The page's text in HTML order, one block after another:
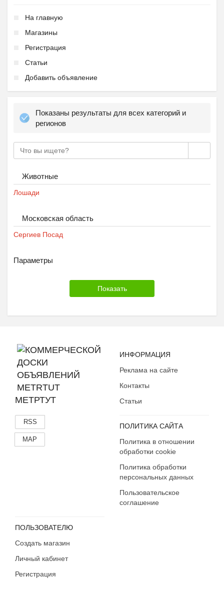
На главную
Магазины
Регистрация
Статьи
Добавить объявление
Показаны результаты для всех категорий и
регионов
Животные
Лошади
Московская область
Сергиев Посад
Параметры
МЕТРТУТ
RSS
MAP
ИНФОРМАЦИЯ
Реклама на сайте
Контакты
Статьи
ПОЛИТИКА САЙТА
Политика в отношении
обработки cookie
Политика обработки
персональных данных
Пользовательское
соглашение
ПОЛЬЗОВАТЕЛЮ
Создать магазин
Личный кабинет
Регистрация